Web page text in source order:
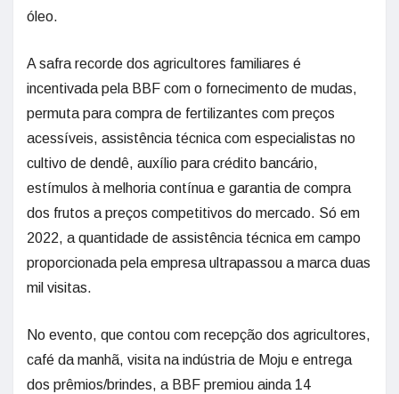
óleo.
A safra recorde dos agricultores familiares é
incentivada pela BBF com o fornecimento de mudas,
permuta para compra de fertilizantes com preços
acessíveis, assistência técnica com especialistas no
cultivo de dendê, auxílio para crédito bancário,
estímulos à melhoria contínua e garantia de compra
dos frutos a preços competitivos do mercado. Só em
2022, a quantidade de assistência técnica em campo
proporcionada pela empresa ultrapassou a marca duas
mil visitas.
No evento, que contou com recepção dos agricultores,
café da manhã, visita na indústria de Moju e entrega
dos prêmios/brindes, a BBF premiou ainda 14